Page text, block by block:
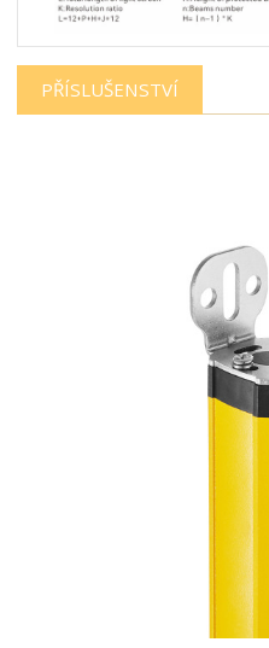
PŘÍSLUŠENSTVÍ